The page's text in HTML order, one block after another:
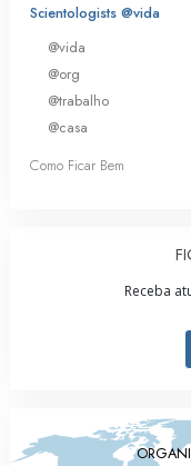
Scientologists @vida
@vida
@org
@trabalho
@casa
Como Ficar Bem
Receba